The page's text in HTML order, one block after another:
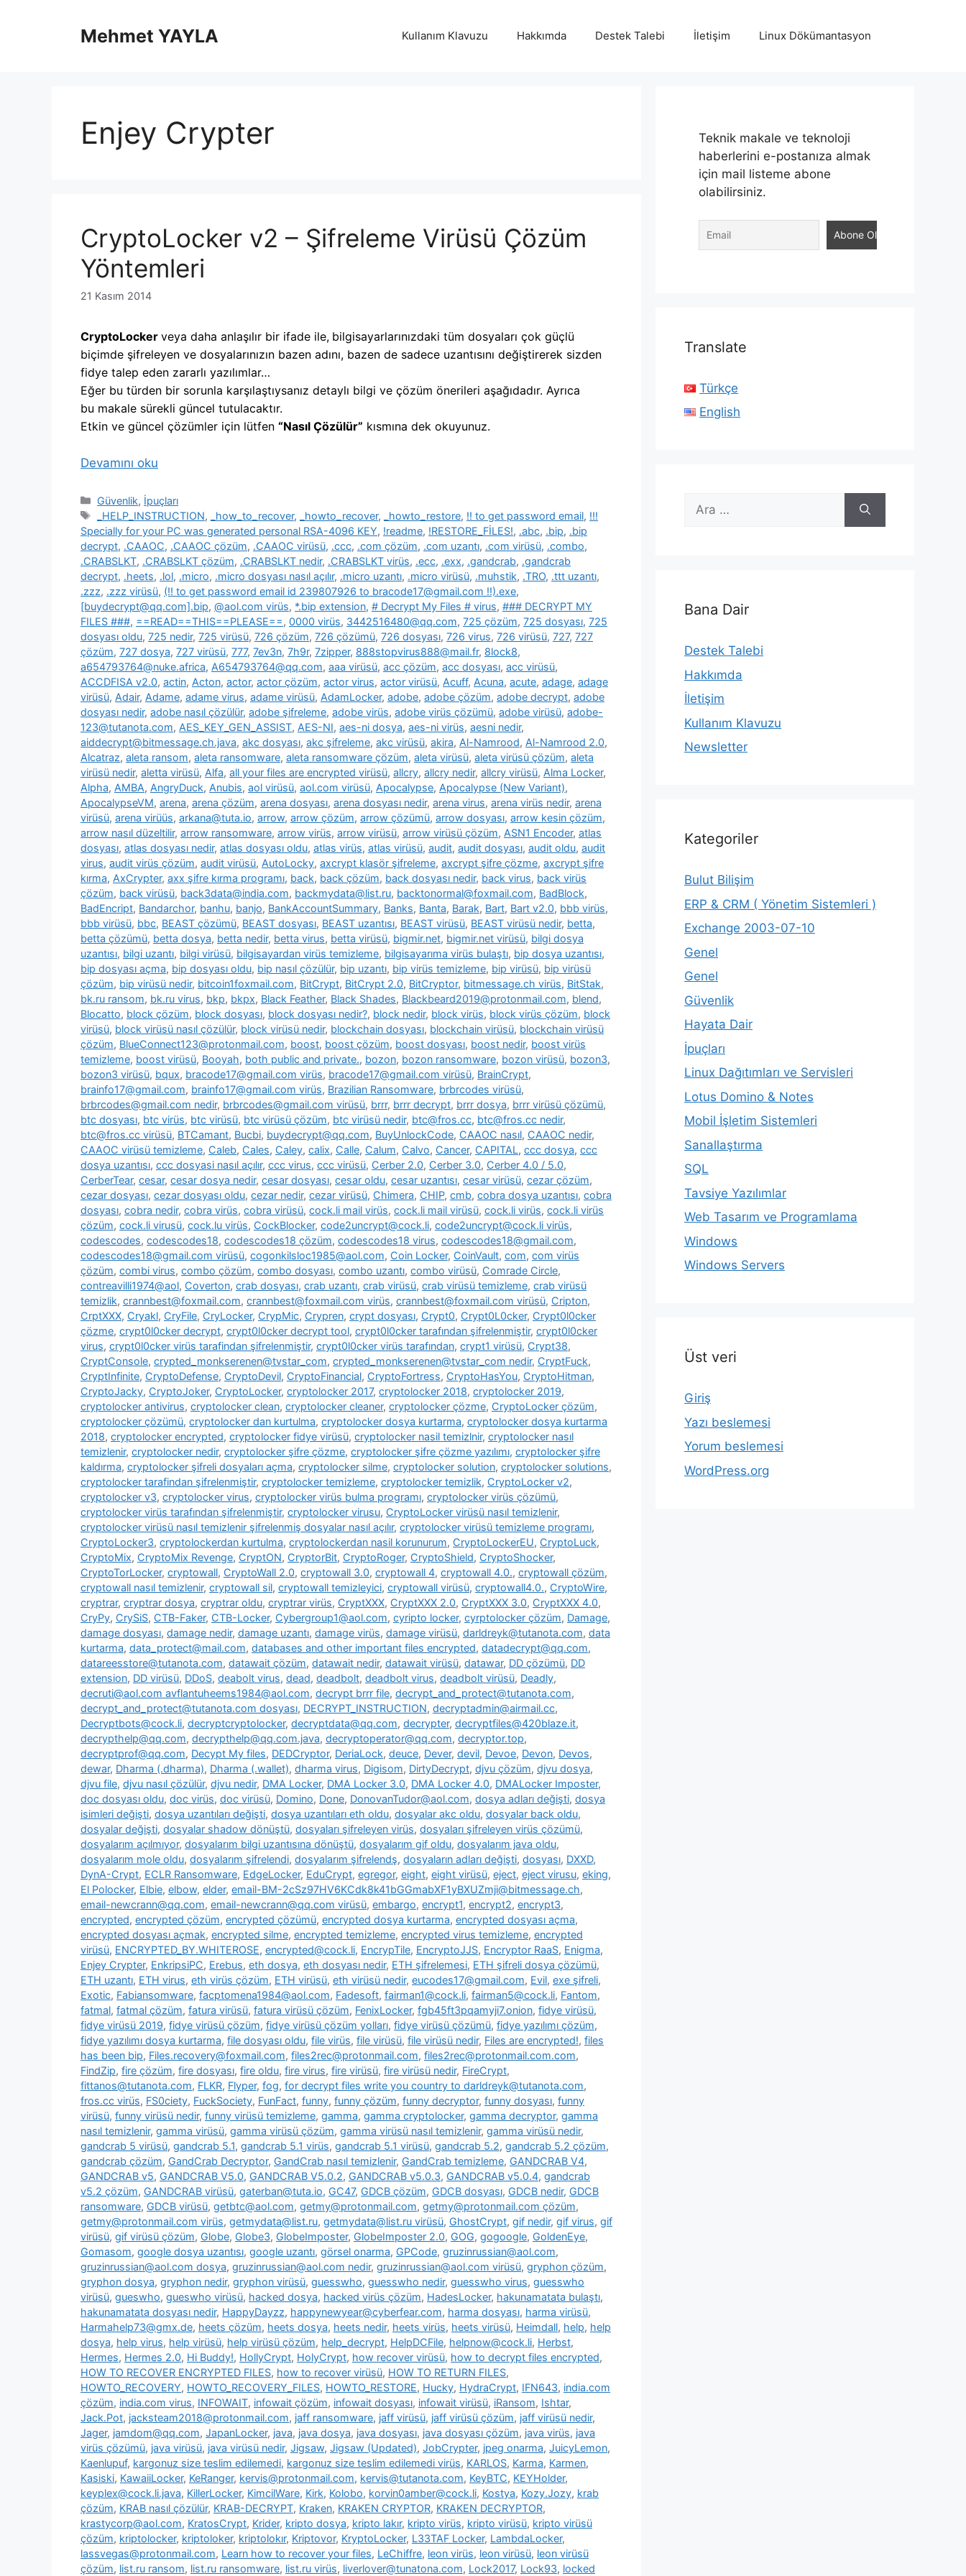
Mehmet YAYLA Kullanım Klavuzu Hakkımda Destek Talebi İletişim Linux Dökümantasyon
Enjey Crypter
CryptoLocker v2 – Şifreleme Virüsü Çözüm
Yöntemleri
21 Kasım 2014
CryptoLocker veya daha anlaşılır bir ifade ile, bilgisayarlarınızdaki tüm dosyaları çok güçlü
biçimde şifreleyen ve dosyalarınızın bazen adını, bazen de sadece uzantısını değiştirerek sizden
fidye talep eden zararlı yazılımlar…
Eğer bu türden bir sorunla karşılaştıysanız detaylı bilgi ve çözüm önerileri aşağıdadır. Ayrıca
bu makale sürekli güncel tutulacaktır.
Etkin ve güncel çözümler için lütfen “Nasıl Çözülür” kısmına dek okuyunuz.
Devamını oku
Kategoriler
Güvenlik, İpuçları
Etiketler
_HELP_INSTRUCTION, _how_to_recover, _howto_recover, _howto_restore, !! to get password email, !!!
Specially for your PC was generated personal RSA-4096 KEY, !readme, !RESTORE_FİLES!, .abc, .bip, .bip
decrypt, .CAAOC, .CAAOC çözüm, .CAAOC virüsü, .ccc, .com çözüm, .com uzantı, .com virüsü, .combo,
.CRABSLKT, .CRABSLKT çözüm, .CRABSLKT nedir, .CRABSLKT virüs, .ecc, .exx, .gandcrab, .gandcrab
decrypt, .heets, .lol, .micro, .micro dosyası nasıl açılır, .micro uzantı, .micro virüsü, .muhstik, .TRO, .ttt uzantı,
.zzz, .zzz virüsü, (!! to get password email id 239807926 to bracode17@gmail.com !!).exe,
[buydecrypt@qq.com].bip, @aol.com virüs, *.bip extension, # Decrypt My Files # virus, ### DECRYPT MY
FILES ###, ==READ==THIS==PLEASE==, 0000 virüs, 3442516480@qq.com, 725 çözüm, 725 dosyası, 725
dosyası oldu, 725 nedir, 725 virüsü, 726 çözüm, 726 çözümü, 726 dosyası, 726 virus, 726 virüsü, 727, 727
çözüm, 727 dosya, 727 virüsü, 777, 7ev3n, 7h9r, 7zipper, 888stopvirus888@mail.fr, 8lock8,
a654793764@nuke.africa, A654793764@qq.com, aaa virüsü, acc çözüm, acc dosyası, acc virüsü,
ACCDFISA v2.0, actin, Acton, actor, actor çözüm, actor virus, actor virüsü, Acuff, Acuna, acute, adage, adage
virüsü, Adair, Adame, adame virus, adame virüsü, AdamLocker, adobe, adobe çözüm, adobe decrypt, adobe
dosyası nedir, adobe nasıl çözülür, adobe şifreleme, adobe virüs, adobe virüs çözümü, adobe virüsü, adobe-
123@tutanota.com, AES_KEY_GEN_ASSIST, AES-NI, aes-ni dosya, aes-ni virüs, aesni nedir,
aiddecrypt@bitmessage.ch.java, akc dosyası, akc şifreleme, akc virüsü, akira, Al-Namrood, Al-Namrood 2.0,
Alcatraz, aleta ransom, aleta ransomware, aleta ransomware çözüm, aleta virüsü, aleta virüsü çözüm, aleta
virüsü nedir, aletta virüsü, Alfa, all your files are encrypted virüsü, allcry, allcry nedir, allcry virüsü, Alma Locker,
Alpha, AMBA, AngryDuck, Anubis, aol virüsü, aol.com virüsü, Apocalypse, Apocalypse (New Variant),
ApocalypseVM, arena, arena çözüm, arena dosyası, arena dosyası nedir, arena virus, arena virüs nedir, arena
virüsü, arena virüüs, arkana@tuta.io, arrow, arrow çözüm, arrow çözümü, arrow dosyası, arrow kesin çözüm,
arrow nasıl düzeltilir, arrow ransomware, arrow virüs, arrow virüsü, arrow virüsü çözüm, ASN1 Encoder, atlas
dosyası, atlas dosyası nedir, atlas dosyası oldu, atlas virüs, atlas virüsü, audit, audit dosyası, audit oldu, audit
virus, audit virüs çözüm, audit virüsü, AutoLocky, axcrypt klasör şifreleme, axcrypt şifre çözme, axcrypt şifre
kırma, AxCrypter, axx şifre kırma programı, back, back çözüm, back dosyası nedir, back virus, back virüs
çözüm, back virüsü, back3data@india.com, backmydata@list.ru, backtonormal@foxmail.com, BadBlock,
BadEncript, Bandarchor, banhu, banjo, BankAccountSummary, Banks, Banta, Barak, Bart, Bart v2.0, bbb virüs,
bbb virüsü, bbc, BEAST çözümü, BEAST dosyası, BEAST uzantısı, BEAST virüsü, BEAST virüsü nedir, betta,
betta çözümü, betta dosya, betta nedir, betta virus, betta virüsü, bigmir.net, bigmir.net virüsü, bilgi dosya
uzantısı, bilgi uzantı, bilgi virüsü, bilgisayardan virüs temizleme, bilgisayarıma virüs bulaştı, bip dosya uzantısı,
bip dosyası açma, bip dosyası oldu, bip nasıl çözülür, bip uzantı, bip virüs temizleme, bip virüsü, bip virüsü
çözüm, bip virüsü nedir, bitcoin1foxmail.com, BitCrypt, BitCrypt 2.0, BitCryptor, bitmessage.ch virüs, BitStak,
bk.ru ransom, bk.ru virus, bkp, bkpx, Black Feather, Black Shades, Blackbeard2019@protonmail.com, blend,
Blocatto, block çözüm, block dosyası, block dosyası nedir?, block nedir, block virüs, block virüs çözüm, block
virüsü, block virüsü nasıl çözülür, block virüsü nedir, blockchain dosyası, blockchain virüsü, blockchain virüsü
çözüm, BlueConnect123@protonmail.com, boost, boost çözüm, boost dosyası, boost nedir, boost virüs
temizleme, boost virüsü, Booyah, both public and private., bozon, bozon ransomware, bozon virüsü, bozon3,
bozon3 virüsü, bqux, bracode17@gmail.com virüs, bracode17@gmail.com virüsü, BrainCrypt,
brainfo17@gmail.com, brainfo17@gmail.com virüs, Brazilian Ransomware, brbrcodes virüsü,
brbrcodes@gmail.com nedir, brbrcodes@gmail.com virüsü, brrr, brrr decrypt, brrr dosya, brrr virüsü çözümü,
btc dosyası, btc virüs, btc virüsü, btc virüsü çözüm, btc virüsü nedir, btc@fros.cc, btc@fros.cc nedir,
btc@fros.cc virüsü, BTCamant, Bucbi, buydecrypt@qq.com, BuyUnlockCode, CAAOC nasıl, CAAOC nedir,
CAAOC virüsü temizleme, Caleb, Cales, Caley, calix, Calle, Calum, Calvo, Cancer, CAPITAL, ccc dosya, ccc
dosya uzantısı, ccc dosyasi nasıl açılır, ccc virus, ccc virüsü, Cerber 2.0, Cerber 3.0, Cerber 4.0 / 5.0,
CerberTear, cesar, cesar dosya nedir, cesar dosyası, cesar oldu, cesar uzantısı, cesar virüsü, cezar çözüm,
cezar dosyası, cezar dosyası oldu, cezar nedir, cezar virüsü, Chimera, CHIP, cmb, cobra dosya uzantısı, cobra
dosyası, cobra nedir, cobra virüs, cobra virüsü, cock.li mail virüs, cock.li mail virüsü, cock.li virüs, cock.li virüs
çözüm, cock.li virusü, cock.lu virüs, CockBlocker, code2uncrypt@cock.li, code2uncrypt@cock.li virüs,
codescodes, codescodes18, codescodes18 çözüm, codescodes18 virus, codescodes18@gmail.com,
codescodes18@gmail.com virüsü, cogonkilsloc1985@aol.com, Coin Locker, CoinVault, com, com virüs
çözüm, combi virus, combo çözüm, combo dosyası, combo uzantı, combo virüsü, Comrade Circle,
contreavilli1974@aol, Coverton, crab dosyası, crab uzantı, crab virüsü, crab virüsü temizleme, crab virüsü
temizlik, crannbest@foxmail.com, crannbest@foxmail.com virüs, crannbest@foxmail.com virüsü, Cripton,
CrptXXX, Cryakl, CryFile, CryLocker, CrypMic, Crypren, crypt dosyası, Crypt0, Crypt0L0cker, Crypt0l0cker
çözme, crypt0l0cker decrypt, crypt0l0cker decrypt tool, crypt0l0cker tarafından şifrelenmiştir, crypt0l0cker
virus, crypt0l0cker virüs tarafindan şifrelenmiştir, crypt0l0cker virüs tarafından, crypt1 virüsü, Crypt38,
CryptConsole, crypted_monkserenen@tvstar_com, crypted_monkserenen@tvstar_com nedir, CryptFuck,
CryptInfinite, CryptoDefense, CryptoDevil, CryptoFinancial, CryptoFortress, CryptoHasYou, CryptoHitman,
CryptoJacky, CryptoJoker, CryptoLocker, cryptolocker 2017, cryptolocker 2018, cryptolocker 2019,
cryptolocker antivirus, cryptolocker clean, cryptolocker cleaner, cryptolocker çözme, CryptoLocker çözüm,
cryptolocker çözümü, cryptolocker dan kurtulma, cryptolocker dosya kurtarma, cryptolocker dosya kurtarma
2018, cryptolocker encrypted, cryptolocker fidye virüsü, cryptolocker nasil temizlnir, cryptolocker nasıl
temizlenir, cryptolocker nedir, cryptolocker şifre çözme, cryptolocker şifre çözme yazılımı, cryptolocker şifre
kaldırma, cryptolocker şifreli dosyaları açma, cryptolocker silme, cryptolocker solution, cryptolocker solutions,
cryptolocker tarafindan şifrelenmiştir, cryptolocker temizleme, cryptolocker temizlik, CryptoLocker v2,
cryptolocker v3, cryptolocker virus, cryptolocker virüs bulma programı, cryptolocker virüs çözümü,
cryptolocker virüs tarafından şifrelenmiştir, cryptolocker virusu, CryptoLocker virüsü nasıl temizlenir,
cryptolocker virüsü nasıl temizlenir şifrelenmiş dosyalar nasıl açılır, cryptolocker virüsü temizleme programı,
CryptoLocker3, cryptolockerdan kurtulma, cryptolockerdan nasil korunurum, CryptoLockerEU, CryptoLuck,
CryptoMix, CryptoMix Revenge, CryptON, CryptorBit, CryptoRoger, CryptoShield, CryptoShocker,
CryptoTorLocker, cryptowall, CryptoWall 2.0, cryptowall 3.0, cryptowall 4, cryptowall 4.0., cryptowall çözüm,
cryptowall nasıl temizlenir, cryptowall sil, cryptowall temizleyici, cryptowall virüsü, cryptowall4.0., CryptoWire,
cryptrar, cryptrar dosya, cryptrar oldu, cryptrar virüs, CryptXXX, CryptXXX 2.0, CryptXXX 3.0, CryptXXX 4.0,
CryPy, CrySiS, CTB-Faker, CTB-Locker, Cybergroup1@aol.com, cyripto locker, cyrptolocker çözüm, Damage,
damage dosyası, damage nedir, damage uzantı, damage virüs, damage virüsü, darldreyk@tutanota.com, data
kurtarma, data_protect@mail.com, databases and other important files encrypted, datadecrypt@qq.com,
datareesstore@tutanota.com, datawait çözüm, datawait nedir, datawait virüsü, datawar, DD çözümü, DD
extension, DD virüsü, DDoS, deabolt virus, dead, deadbolt, deadbolt virus, deadbolt virüsü, Deadly,
decruti@aol.com avflantuheems1984@aol.com, decrypt brrr file, decrypt_and_protect@tutanota.com,
decrypt_and_protect@tutanota.com dosyası, DECRYPT_INSTRUCTION, decryptadmin@airmail.cc,
Decryptbots@cock.li, decryptcryptolocker, decryptdata@qq.com, decrypter, decryptfiles@420blaze.it,
decrypthelp@qq.com, decrypthelp@qq.com.java, decryptoperator@qq.com, decryptor.top,
decryptprof@qq.com, Decypt My files, DEDCryptor, DeriaLock, deuce, Dever, devil, Devoe, Devon, Devos,
dewar, Dharma (.dharma), Dharma (.wallet), dharma virus, Digisom, DirtyDecrypt, djvu çözüm, djvu dosya,
djvu file, djvu nasıl çözülür, djvu nedir, DMA Locker, DMA Locker 3.0, DMA Locker 4.0, DMALocker Imposter,
doc dosyası oldu, doc virüs, doc virüsü, Domino, Done, DonovanTudor@aol.com, dosya adları değişti, dosya
isimleri değişti, dosya uzantıları değişti, dosya uzantıları eth oldu, dosyalar akc oldu, dosyalar back oldu,
dosyalar değişti, dosyalar shadow dönüştü, dosyaları şifreleyen virüs, dosyaları şifreleyen virüs çözümü,
dosyalarım açılmıyor, dosyalarım bilgi uzantısına dönüştü, dosyalarım gif oldu, dosyalarım java oldu,
dosyalarım mole oldu, dosyalarım şifrelendi, dosyalarım şifrelendş, dosyaların adları değişti, dosyası, DXXD,
DynA-Crypt, ECLR Ransomware, EdgeLocker, EduCrypt, egregor, eight, eight virüsü, eject, eject virusu, eking,
El Polocker, Elbie, elbow, elder, email-BM-2cSz97HV6KCdk8k41bGGmabXF1yBXUZmji@bitmessage.ch,
email-newcrann@qq.com, email-newcrann@qq.com virüsü, embargo, encrypt1, encrypt2, encrypt3,
encrypted, encrypted çözüm, encrypted çözümü, encrypted dosya kurtarma, encrypted dosyası açma,
encrypted dosyası açmak, encrypted silme, encrypted temizleme, encrypted virus temizleme, encrypted
virüsü, ENCRYPTED_BY.WHITEROSE, encrypted@cock.li, EncrypTile, EncryptoJJS, Encryptor RaaS, Enigma,
Enjey Crypter, EnkripsiPC, Erebus, eth dosya, eth dosyası nedir, ETH şifrelemesi, ETH şifreli dosya çözümü,
ETH uzantı, ETH virus, eth virüs çözüm, ETH virüsü, eth virüsü nedir, eucodes17@gmail.com, Evil, exe şifreli,
Exotic, Fabiansomware, facptomena1984@aol.com, Fadesoft, fairman1@cock.li, fairman5@cock.li, Fantom,
fatmal, fatmal çözüm, fatura virüsü, fatura virüsü çözüm, FenixLocker, fgb45ft3pqamyji7.onion, fidye virüsü,
fidye virüsü 2019, fidye virüsü çözüm, fidye virüsü çözüm yolları, fidye virüsü çözümü, fidye yazılımı çözüm,
fidye yazılımı dosya kurtarma, file dosyası oldu, file virüs, file virüsü, file virüsü nedir, Files are encrypted!, files
has been bip, Files.recovery@foxmail.com, files2rec@protonmail.com, files2rec@protonmail.com.com,
FindZip, fire çözüm, fire dosyası, fire oldu, fire virus, fire virüsü, fire virüsü nedir, FireCrypt,
fittanos@tutanota.com, FLKR, Flyper, fog, for decrypt files write you country to darldreyk@tutanota.com,
fros.cc virüs, FS0ciety, FuckSociety, FunFact, funny, funny çözüm, funny decryptor, funny dosyası, funny
virüsü, funny virüsü nedir, funny virüsü temizleme, gamma, gamma cryptolocker, gamma decryptor, gamma
nasıl temizlenir, gamma virüsü, gamma virüsü çözüm, gamma virüsü nasıl temizlenir, gamma virüsü nedir,
gandcrab 5 virüsü, gandcrab 5.1, gandcrab 5.1 virüs, gandcrab 5.1 virüsü, gandcrab 5.2, gandcrab 5.2 çözüm,
gandcrab çözüm, GandCrab Decryptor, GandCrab nasıl temizlenir, GandCrab temizleme, GANDCRAB V4,
GANDCRAB v5, GANDCRAB V5.0, GANDCRAB V5.0.2, GANDCRAB v5.0.3, GANDCRAB v5.0.4, gandcrab
v5.2 çözüm, GANDCRAB virüsü, gaterban@tuta.io, GC47, GDCB çözüm, GDCB dosyası, GDCB nedir, GDCB
ransomware, GDCB virüsü, getbtc@aol.com, getmy@protonmail.com, getmy@protonmail.com çözüm,
getmy@protonmail.com virüs, getmydata@list.ru, getmydata@list.ru virüsü, GhostCrypt, gif nedir, gif virus, gif
virüsü, gif virüsü çözüm, Globe, Globe3, GlobeImposter, GlobeImposter 2.0, GOG, gogoogle, GoldenEye,
Gomasom, google dosya uzantısı, google uzantı, görsel onarma, GPCode, gruzinrussian@aol.com,
gruzinrussian@aol.com dosya, gruzinrussian@aol.com nedir, gruzinrussian@aol.com virüsü, gryphon çözüm,
gryphon dosya, gryphon nedir, gryphon virüsü, guesswho, guesswho nedir, guesswho virus, guesswho
virüsü, gueswho, gueswho virüsü, hacked dosya, hacked virüs çözüm, HadesLocker, hakunamatata bulaştı,
hakunamatata dosyası nedir, HappyDayzz, happynewyear@cyberfear.com, harma dosyası, harma virüsü,
Harmahelp73@gmx.de, heets çözüm, heets dosya, heets nedir, heets virüs, heets virüsü, Heimdall, help, help
dosya, help virus, help virüsü, help virüsü çözüm, help_decrypt, HelpDCFile, helpnow@cock.li, Herbst,
Hermes, Hermes 2.0, Hi Buddy!, HollyCrypt, HolyCrypt, how recover virüsü, how to decrypt files encrypted,
HOW TO RECOVER ENCRYPTED FILES, how to recover virüsü, HOW TO RETURN FILES,
HOWTO_RECOVERY, HOWTO_RECOVERY_FILES, HOWTO_RESTORE, Hucky, HydraCrypt, IFN643, india.com
çözüm, india.com virus, INFOWAIT, infowait çözüm, infowait dosyası, infowait virüsü, iRansom, Ishtar,
Jack.Pot, jacksteam2018@protonmail.com, jaff ransomware, jaff virüsü, jaff virüsü çözüm, jaff virüsü nedir,
Jager, jamdom@qq.com, JapanLocker, java, java dosya, java dosyası, java dosyası çözüm, java virüs, java
virüs çözümü, java virüsü, java virüsü nedir, Jigsaw, Jigsaw (Updated), JobCrypter, jpeg onarma, JuicyLemon,
Kaenlupuf, kargonuz size teslim edilemedi, kargonuz size teslim edilemedi virüs, KARLOS, Karma, Karmen,
Kasiski, KawaiiLocker, KeRanger, kervis@protonmail.com, kervis@tutanota.com, KeyBTC, KEYHolder,
keyplex@cock.li.java, KillerLocker, KimcilWare, Kirk, Kolobo, korvin0amber@cock.li, Kostya, Kozy.Jozy, krab
çözüm, KRAB nasıl çözülür, KRAB-DECRYPT, Kraken, KRAKEN CRYPTOR, KRAKEN DECRYPTOR,
krastycorp@aol.com, KratosCrypt, Krider, kripto dosya, kripto lakır, kripto virüs, kripto virüsü, kripto virüsü
çözüm, kriptolocker, kriptoloker, kriptolokır, Kriptovor, KryptoLocker, L33TAF Locker, LambdaLocker,
lassvegas@protonmail.com, Learn how to recover your files, LeChiffre, leon virüs, leon virüsü, leon virüsü
çözüm, list.ru ransom, list.ru ransomware, list.ru virüs, liverlover@tunatona.com, Lock2017, Lock93, locked
Teknik makale ve teknoloji
haberlerini e-postanıza almak
için mail listeme abone
olabilirsiniz.
Translate
Türkçe
English
için
Bana Dair
Destek Talebi
Hakkımda
İletişim
Kullanım Klavuzu
Newsletter
Kategoriler
Bulut Bilişim
ERP & CRM ( Yönetim Sistemleri )
Exchange 2003-07-10
Genel
Genel
Güvenlik
Hayata Dair
İpuçları
Linux Dağıtımları ve Servisleri
Lotus Domino & Notes
Mobil İşletim Sistemleri
Sanallaştırma
SQL
Tavsiye Yazılımlar
Web Tasarım ve Programlama
Windows
Windows Servers
Üst veri
Giriş
Yazı beslemesi
Yorum beslemesi
WordPress.org